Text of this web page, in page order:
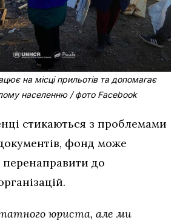
на місці прильотів та допомагає
населенню / фото Facebook
стикаються з проблемами
фонд може
до
юриста, але ми